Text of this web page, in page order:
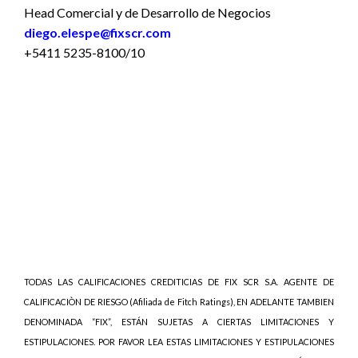
Head Comercial y de Desarrollo de Negocios
diego.elespe@fixscr.com
+5411 5235-8100/10
TODAS LAS CALIFICACIONES CREDITICIAS DE FIX SCR S.A. AGENTE DE
CALIFICACIÒN DE RIESGO (Afiliada de Fitch Ratings), EN ADELANTE TAMBIEN
DENOMINADA “FIX”, ESTÁN SUJETAS A CIERTAS LIMITACIONES Y
ESTIPULACIONES. POR FAVOR LEA ESTAS LIMITACIONES Y ESTIPULACIONES